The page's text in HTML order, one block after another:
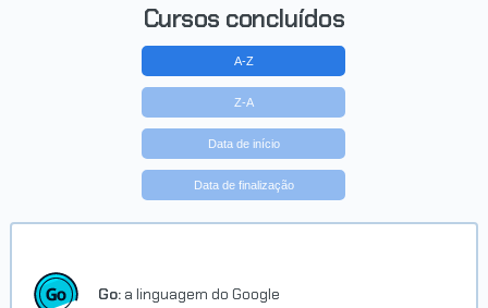
Cursos concluídos
A-Z
Z-A
Data de início
Data de finalização
Go: a linguagem do Google